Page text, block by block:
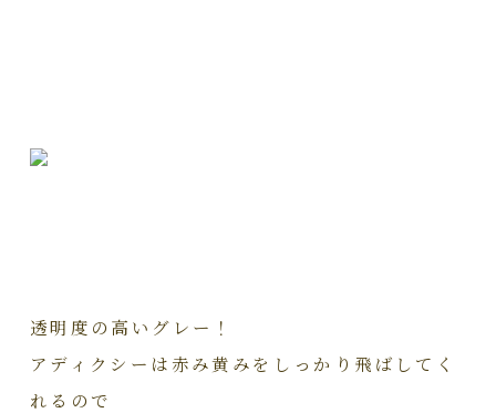
透明度の高いグレー！
アディクシーは赤み黄みをしっかり飛ばしてく
れるので